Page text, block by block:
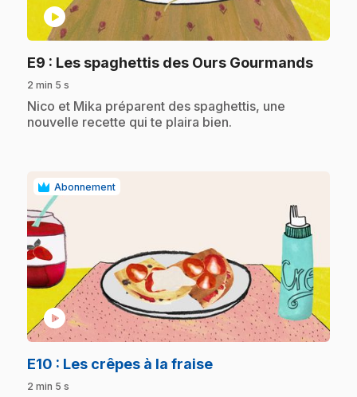
play_circle
E9 : Les spaghettis des Ours Gourmands.
2 min 5 s
.Nico et Mika préparent des spaghettis, une
nouvelle recette qui te plaira bien.
Abonnement
play_circle
E10 : Les crêpes à la fraise.
2 min 5 s